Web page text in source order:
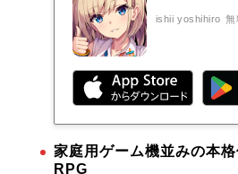
ishii yoshihiro 無
家庭用ゲーム機並みの本
RPG